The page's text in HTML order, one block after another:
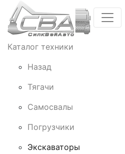
Каталог техники
Назад
Тягачи
Cамосвалы
Погрузчики
Экскаваторы